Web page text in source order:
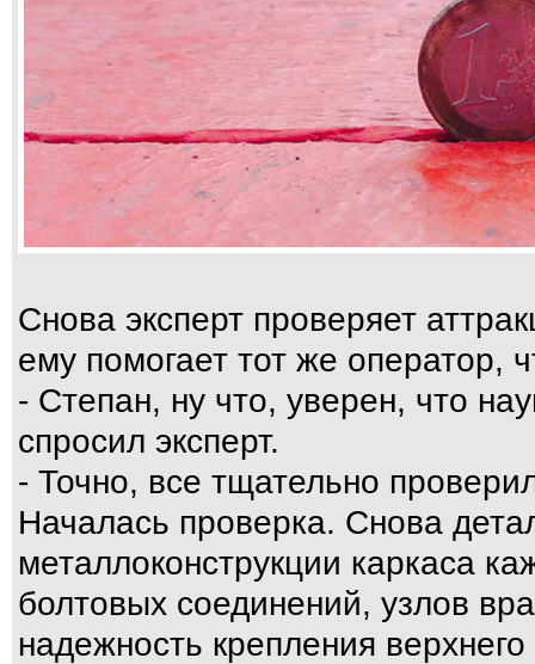
Снова эксперт проверяет
ему помогает тот же оператор,
- Степан, ну что, уверен, что
спросил эксперт.
- Точно, все тщательно
Началась проверка. Снова
металлоконструкции каркаса
болтовых соединений, узлов
надежность крепления